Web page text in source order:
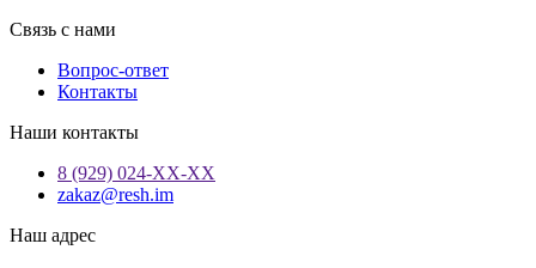
Связь с нами
Вопрос-ответ
Контакты
Наши контакты
8 (929) 024-ХХ-ХХ
zakaz@resh.im
Наш адрес